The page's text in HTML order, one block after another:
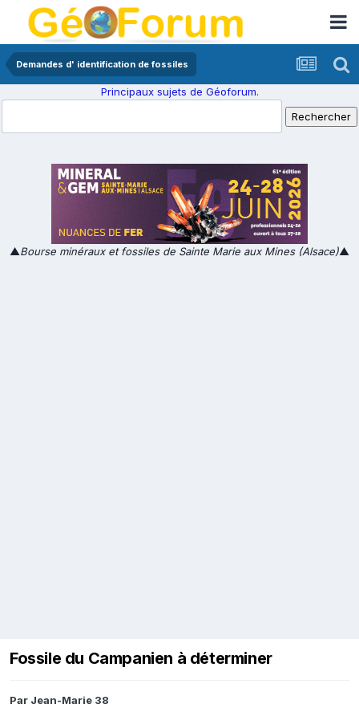
Demandes d' identification de fossiles
Principaux sujets de Géoforum.
▲Bourse minéraux et fossiles de Sainte Marie aux Mines (Alsace)▲
Fossile du Campanien à déterminer
Par Jean-Marie 38